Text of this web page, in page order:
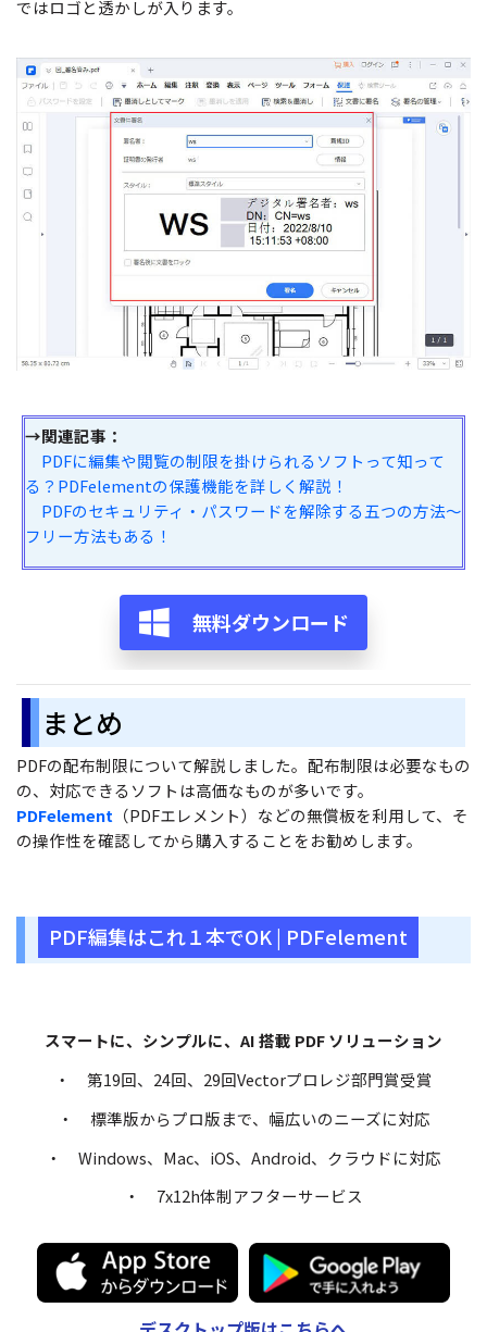
ではロゴと透かしが入ります。
→関連記事：
PDFに編集や閲覧の制限を掛けられるソフトって知って
る？PDFelementの保護機能を詳しく解説！
PDFのセキュリティ・パスワードを解除する五つの方法～
フリー方法もある！
無料ダウンロード
まとめ
PDFの配布制限について解説しました。配布制限は必要なもの
の、対応できるソフトは高価なものが多いです。
PDFelement （PDFエレメント）などの無償板を利用して、そ
の操作性を確認してから購入することをお勧めします。
PDF編集はこれ１本でOK | PDFelement
スマートに、シンプルに、AI 搭載 PDF ソリューション
・ 第19回、24回、29回Vectorプロレジ部門賞受賞
・ 標準版からプロ版まで、幅広いのニーズに対応
・ Windows、Mac、iOS、Android、クラウドに対応
・ 7x12h体制アフターサービス